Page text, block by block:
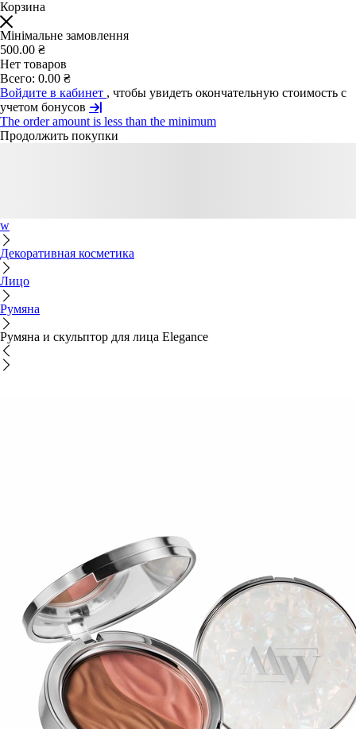
Корзина
Мінімальне замовлення
500.00 ₴
Нет товаров
Всего: 0.00 ₴
Войдите в кабинет , чтобы увидеть окончательную стоимость с
учетом бонусов
The order amount is less than the minimum
Продолжить покупки
w
Декоративная косметика
Лицо
Румяна
Румяна и скульптор для лица Elegance